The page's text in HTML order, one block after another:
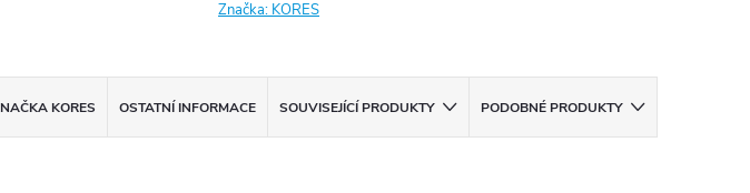
Značka: KORES
KORES OSTATNÍ INFORMACE SOUVISEJÍCÍ PRODUKTY PODOBNÉ PRODUKTY